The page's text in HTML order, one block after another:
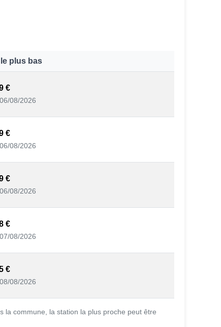
le plus bas
€
08/2026
€
08/2026
€
08/2026
€
08/2026
€
08/2026
la commune, la station la plus proche peut être